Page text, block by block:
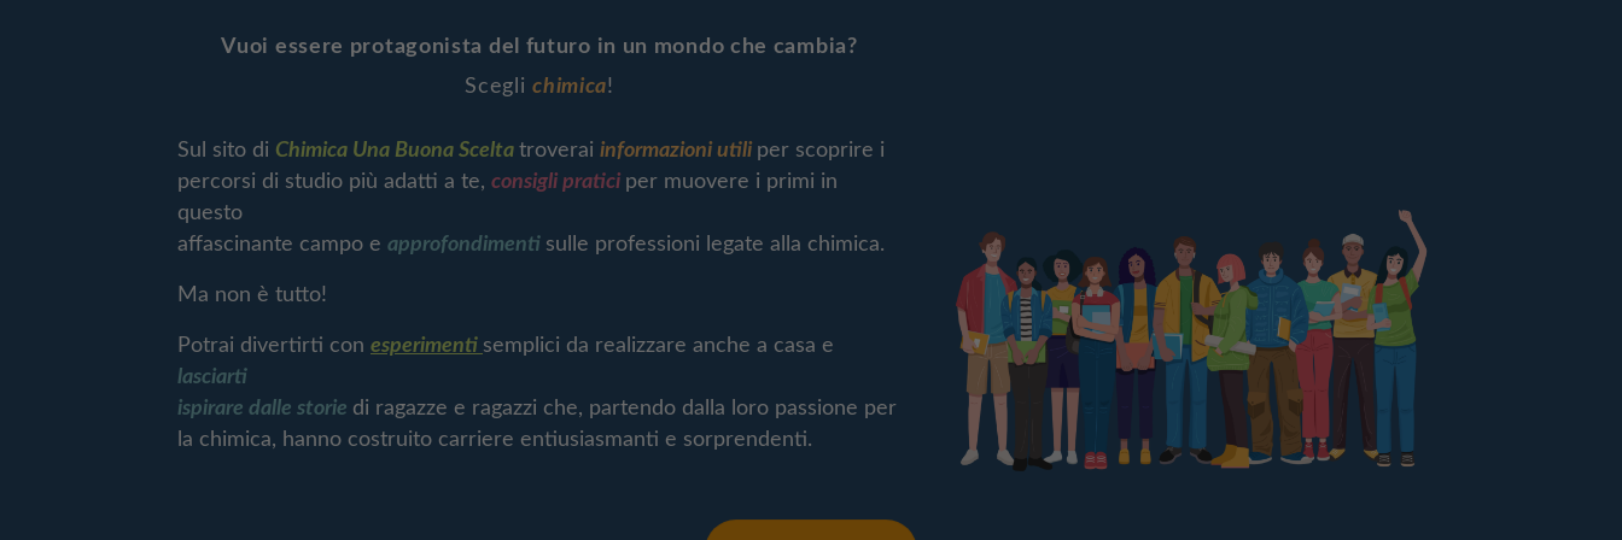
Vuoi essere protagonista del futuro in un mondo che cambia?
Sceglichimica!
Sul sito di Chimica Una Buona Scelta troverai informazioni utili per scoprire i
percorsi di studio più adatti a te, consigli pratici per muovere i primi in
questo
affascinante campo e approfondimenti sulle professioni legate alla chimica.
Ma non è tutto!
Potrai divertirti con esperimenti semplici da realizzare anche a casa e
lasciarti
ispirare dalle storie di ragazze e ragazzi che, partendo dalla loro passione per
la chimica, hanno costruito carriere entiusiasmanti e sorprendenti.